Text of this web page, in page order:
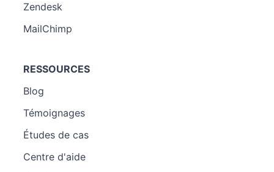
Zendesk
MailChimp
RESSOURCES
Blog
Témoignages
Études de cas
Centre d'aide